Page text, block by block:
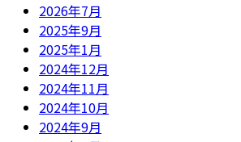
2026年7月
2025年9月
2025年1月
2024年12月
2024年11月
2024年10月
2024年9月